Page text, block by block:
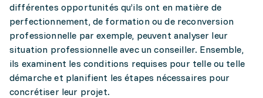
différentes opportunités qu’ils ont en matière de
perfectionnement, de formation ou de reconversion
professionnelle par exemple, peuvent analyser leur
situation professionnelle avec un conseiller. Ensemble,
ils examinent les conditions requises pour telle ou telle
démarche et planifient les étapes nécessaires pour
concrétiser leur projet.